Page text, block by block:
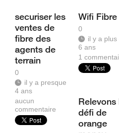
securiser les
ventes de
fibre des
agents de
terrain
0
il y a presque
4 ans
aucun
commentaire
Wifi Fibre
0
il y a plus
6 ans
1
Relevons
défi de
orange